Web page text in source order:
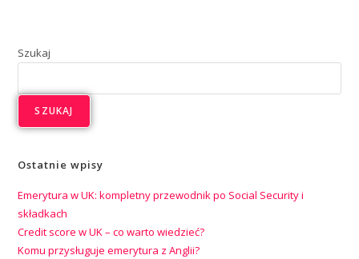
Szukaj
SZUKAJ
Ostatnie wpisy
Emerytura w UK: kompletny przewodnik po Social Security i
składkach
Credit score w UK – co warto wiedzieć?
Komu przysługuje emerytura z Anglii?